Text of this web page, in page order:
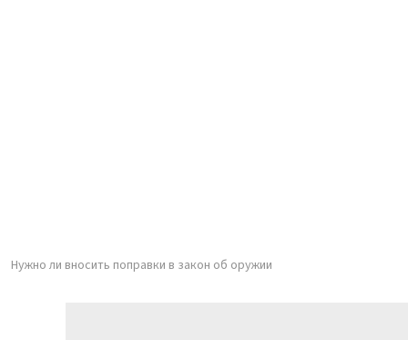
Нужно ли вносить поправки в закон об оружии